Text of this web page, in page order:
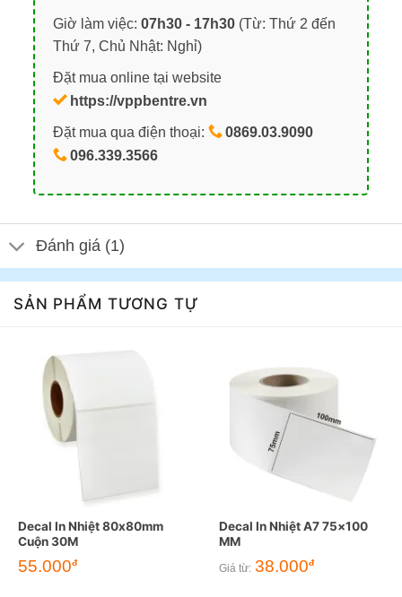
Giờ làm việc: 07h30 - 17h30(Từ: Thứ 2 đến
Thứ 7, Chủ Nhật: Nghỉ)
Đặt mua online tại website
https://vppbentre.vn
Đặt mua qua điện thoại:
0869.03.9090
096.339.3566
Đánh giá (1)
SẢN PHẨM TƯƠNG TỰ
Decal In Nhiệt 80x80mm
Cuộn 30M
55.000đ
Decal In Nhiệt A7 75×100
MM
Giá từ: 38.000đ